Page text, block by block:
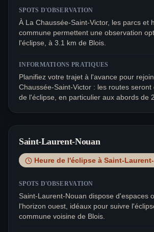
SPOTS D'OBSERVATION
À La Chaussée-Saint-Victor, les parcs et
commune permettent une observation
l'éclipse, à 3.1 km de Blois.
INFORMATIONS PRATIQUES
Planifiez votre trajet à l'avance pour
Chaussée-Saint-Victor : les routes
de l'éclipse, en particulier aux abords de
Saint-Laurent-Nouan
Heure de l'éclipse à Saint-
SPOTS D'OBSERVATION
Saint-Laurent-Nouan dispose d'espaces
l'horizon ouest, idéaux pour suivre
commune voisine de Blois.